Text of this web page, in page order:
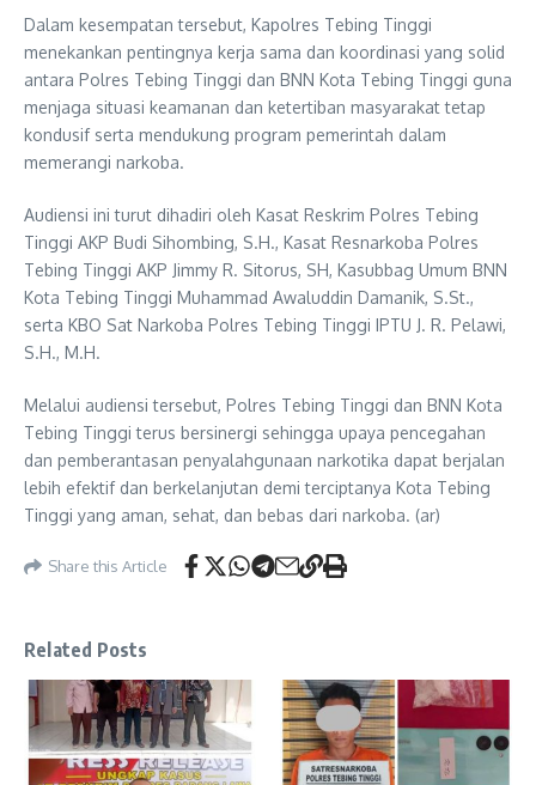
Dalam kesempatan tersebut, Kapolres Tebing Tinggi
menekankan pentingnya kerja sama dan koordinasi yang solid
antara Polres Tebing Tinggi dan BNN Kota Tebing Tinggi guna
menjaga situasi keamanan dan ketertiban masyarakat tetap
kondusif serta mendukung program pemerintah dalam
memerangi narkoba.
Audiensi ini turut dihadiri oleh Kasat Reskrim Polres Tebing
Tinggi AKP Budi Sihombing, S.H., Kasat Resnarkoba Polres
Tebing Tinggi AKP Jimmy R. Sitorus, SH, Kasubbag Umum BNN
Kota Tebing Tinggi Muhammad Awaluddin Damanik, S.St.,
serta KBO Sat Narkoba Polres Tebing Tinggi IPTU J. R. Pelawi,
S.H., M.H.
Melalui audiensi tersebut, Polres Tebing Tinggi dan BNN Kota
Tebing Tinggi terus bersinergi sehingga upaya pencegahan
dan pemberantasan penyalahgunaan narkotika dapat berjalan
lebih efektif dan berkelanjutan demi terciptanya Kota Tebing
Tinggi yang aman, sehat, dan bebas dari narkoba. (ar)
Share this Article
Related Posts